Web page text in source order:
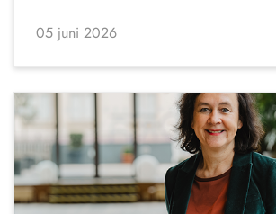
05 juni 2026